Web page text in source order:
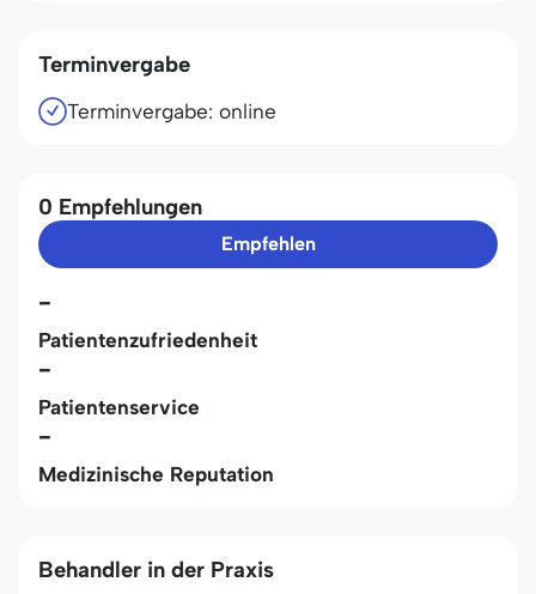
Terminvergabe
Terminvergabe: online
0 Empfehlungen
Empfehlen
-
Patientenzufriedenheit
-
Patientenservice
-
Medizinische Reputation
Behandler in der Praxis